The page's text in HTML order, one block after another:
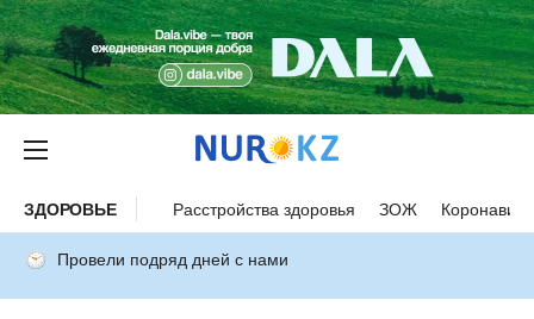
ЗДОРОВЬЕ Расстройства здоровья ЗОЖ
Провели подряд дней с нами